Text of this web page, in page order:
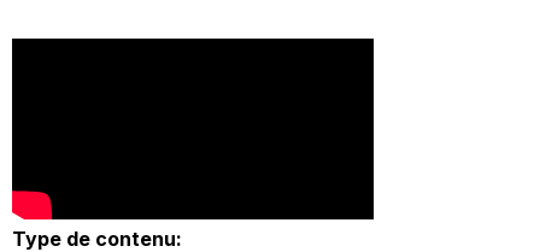
Type de contenu: